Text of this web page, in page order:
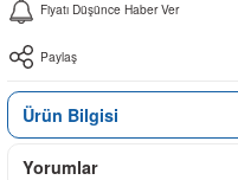
Fiyatı Düşünce Haber Ver
Paylaş
Ürün Bilgisi
Yorumlar